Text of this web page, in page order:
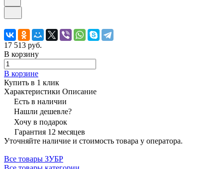
17 513 руб.
В корзину
В корзине
Купить в 1 клик
Характеристики Описание
Есть в наличии
Нашли дешевле?
Хочу в подарок
Гарантия 12 месяцев
Уточняйте наличие и стоимость товара у оператора.
Все товары ЗУБР